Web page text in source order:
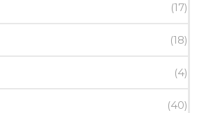
(17)
(18)
(4)
(40)